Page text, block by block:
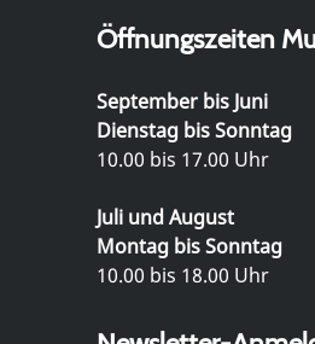
Öffnungszeiten
September bis Juni
Dienstag bis Sonntag
10.00 bis 17.00 Uhr
Juli und August
Montag bis Sonntag
10.00 bis 18.00 Uhr